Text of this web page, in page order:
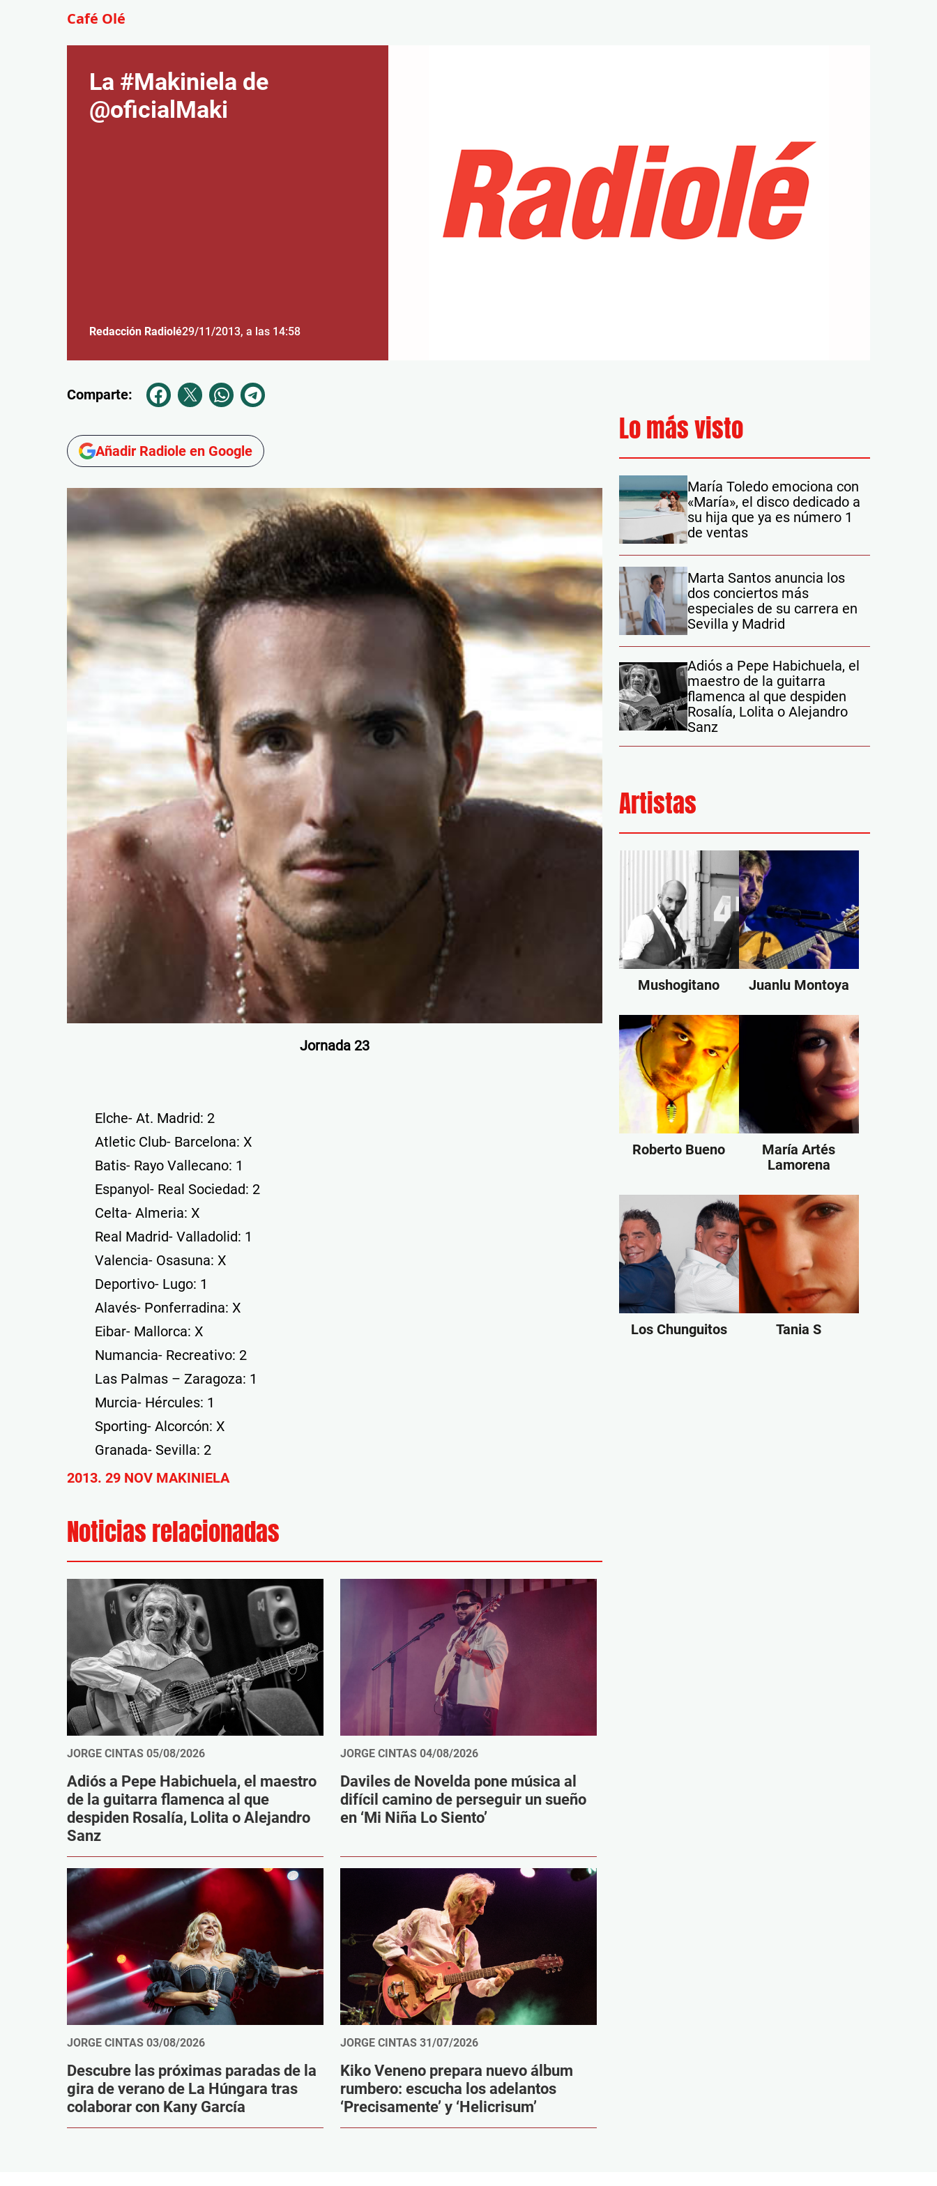
Café Olé
La #Makiniela de
@oficialMaki
Redacción Radiolé29/11/2013, a las 14:58
Comparte:
Añadir Radiole en Google
Jornada 23
Elche- At. Madrid: 2
Atletic Club- Barcelona: X
Batis- Rayo Vallecano: 1
Espanyol- Real Sociedad: 2
Celta- Almeria: X
Real Madrid- Valladolid: 1
Valencia- Osasuna: X
Deportivo- Lugo: 1
Alavés- Ponferradina: X
Eibar- Mallorca: X
Numancia- Recreativo: 2
Las Palmas – Zaragoza: 1
Murcia- Hércules: 1
Sporting- Alcorcón: X
Granada- Sevilla: 2
2013. 29 NOV MAKINIELA
Noticias relacionadas
JORGE CINTAS 05/08/2026
Adiós a Pepe Habichuela, el maestro
de la guitarra flamenca al que
despiden Rosalía, Lolita o Alejandro
Sanz
JORGE CINTAS 04/08/2026
Daviles de Novelda pone música al
difícil camino de perseguir un sueño
en ‘Mi Niña Lo Siento’
JORGE CINTAS 03/08/2026
Descubre las próximas paradas de la
gira de verano de La Húngara tras
colaborar con Kany García
JORGE CINTAS 31/07/2026
Kiko Veneno prepara nuevo álbum
rumbero: escucha los adelantos
‘Precisamente’ y ‘Helicrisum’
Lo más visto
María Toledo emociona con
«María», el disco dedicado a
su hija que ya es número 1
de ventas
Marta Santos anuncia los
dos conciertos más
especiales de su carrera en
Sevilla y Madrid
Adiós a Pepe Habichuela, el
maestro de la guitarra
flamenca al que despiden
Rosalía, Lolita o Alejandro
Sanz
Artistas
Mushogitano Juanlu Montoya
Roberto Bueno
María Artés
Lamorena
Los Chunguitos Tania S